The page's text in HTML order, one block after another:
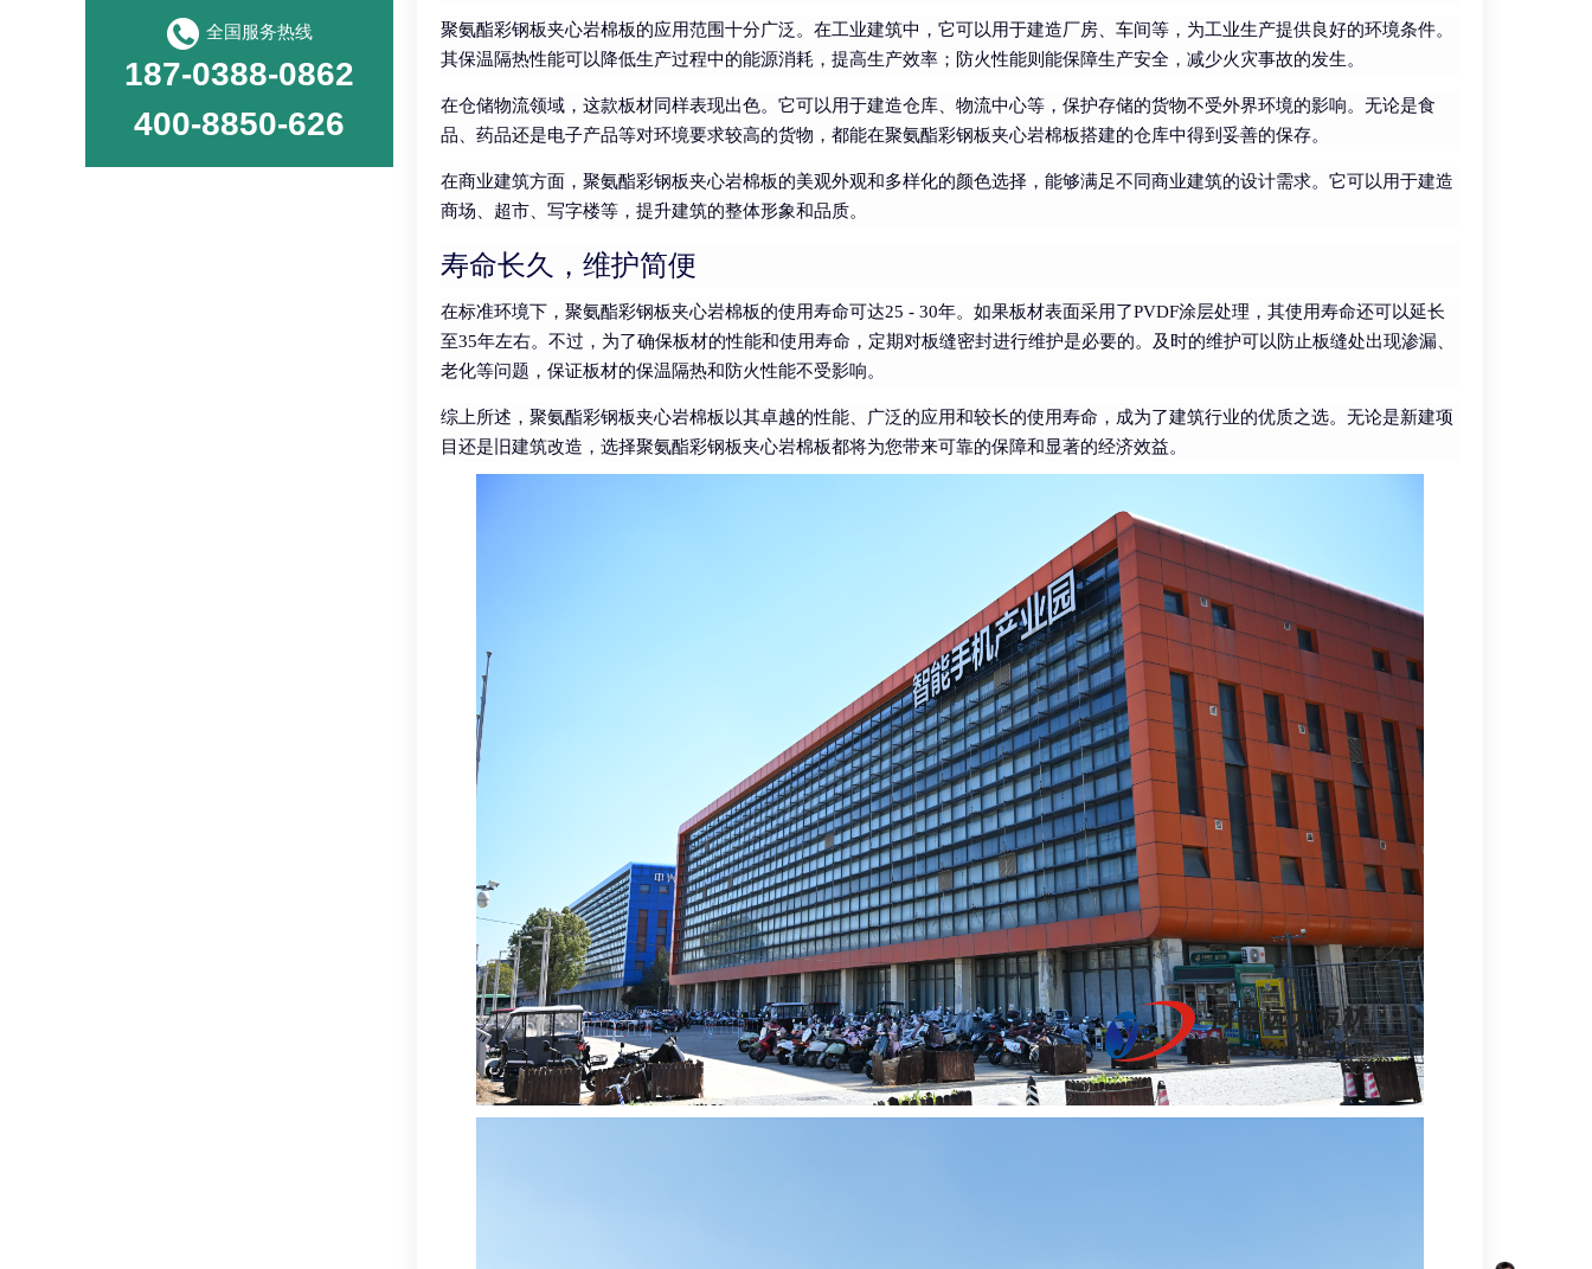
全国服务热线
187-0388-0862
400-8850-626
聚氨酯彩钢板夹心岩棉板的应用范围十分广泛。在工业建筑中，它可以用于建造厂房、车间等，为工业生产提供良好的环境条件。
其保温隔热性能可以降低生产过程中的能源消耗，提高生产效率；防火性能则能保障生产安全，减少火灾事故的发生。
在仓储物流领域，这款板材同样表现出色。它可以用于建造仓库、物流中心等，保护存储的货物不受外界环境的影响。无论是食
品、药品还是电子产品等对环境要求较高的货物，都能在聚氨酯彩钢板夹心岩棉板搭建的仓库中得到妥善的保存。
在商业建筑方面，聚氨酯彩钢板夹心岩棉板的美观外观和多样化的颜色选择，能够满足不同商业建筑的设计需求。它可以用于建造
商场、超市、写字楼等，提升建筑的整体形象和品质。
寿命长久，维护简便
在标准环境下，聚氨酯彩钢板夹心岩棉板的使用寿命可达25 - 30年。如果板材表面采用了PVDF涂层处理，其使用寿命还可以延长
至35年左右。不过，为了确保板材的性能和使用寿命，定期对板缝密封进行维护是必要的。及时的维护可以防止板缝处出现渗漏、
老化等问题，保证板材的保温隔热和防火性能不受影响。
综上所述，聚氨酯彩钢板夹心岩棉板以其卓越的性能、广泛的应用和较长的使用寿命，成为了建筑行业的优质之选。无论是新建项
目还是旧建筑改造，选择聚氨酯彩钢板夹心岩棉板都将为您带来可靠的保障和显著的经济效益。